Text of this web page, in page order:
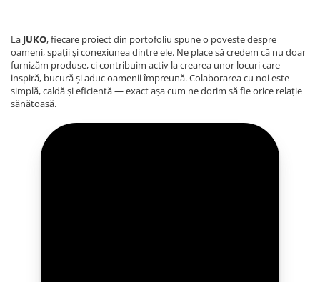
La JUKO, fiecare proiect din portofoliu spune o poveste despre
oameni, spații și conexiunea dintre ele. Ne place să credem că nu doar
furnizăm produse, ci contribuim activ la crearea unor locuri care
inspiră, bucură și aduc oamenii împreună. Colaborarea cu noi este
simplă, caldă și eficientă — exact așa cum ne dorim să fie orice relație
sănătoasă.